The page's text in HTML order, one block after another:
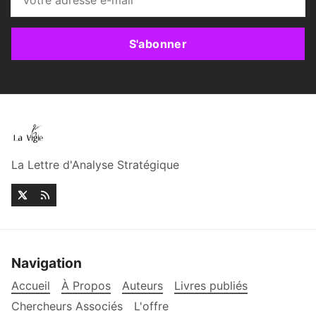
S'abonner
La Lettre d'Analyse Stratégique
Navigation
Accueil À Propos Auteurs
Livres publiés
Chercheurs Associés
L'offre